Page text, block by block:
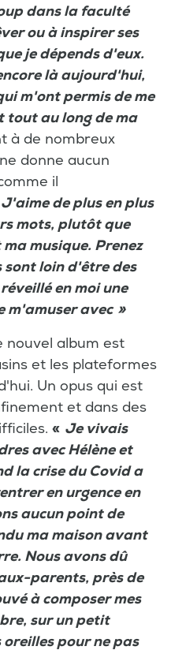
dans la faculté
ou à inspirer ses
je dépends d'eux.
là aujourd'hui,
m'ont permis de me
tout au long de ma
à de nombreux
donne aucun
il
de plus en plus
mots, plutôt que
musique. Prenez
sont loin d'être des
en moi une
m'amuser avec »
nouvel album est
et les plateformes
Un opus qui est
et dans des
« Je vivais
avec Hélène et
la crise du Covid a
en urgence en
aucun point de
ma maison avant
Nous avons dû
parents, près de
à composer mes
sur un petit
oreilles pour ne pas